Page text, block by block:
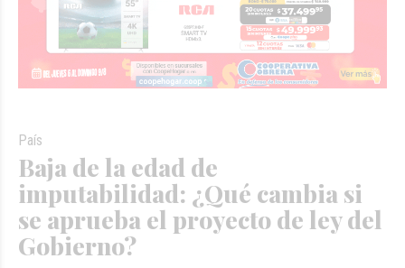
Baja de la edad de
imputabilidad: ¿Qué cambia si
se aprueba el proyecto de ley del
Gobierno?
País